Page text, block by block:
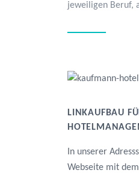
jeweiligen Beruf,
LINKAUFBAU
In unserer
Webseite mit